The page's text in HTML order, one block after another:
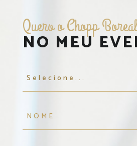
Quero o Chopp Boreal
NO MEU